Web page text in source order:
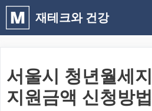
컨
텐
건
너
재테크와 건강
서울시 청년월세
지원금액 신청방